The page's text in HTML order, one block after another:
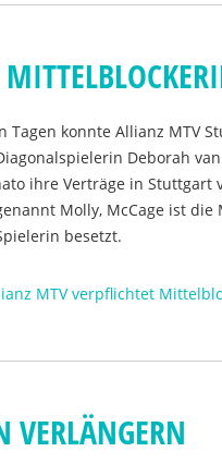
Tagen konnte Allianz MTV
Deborah
ihre Verträge in
Molly, McCage ist
besetzt.
MTV verpflichtet
VERLÄNGERN